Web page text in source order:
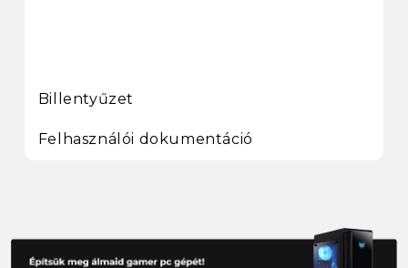
Billentyűzet
Felhasználói dokumentáció